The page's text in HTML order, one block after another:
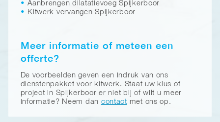
Aanbrengen dilatatievoeg Spijkerboor
Kitwerk vervangen Spijkerboor
Meer informatie of meteen een
offerte?
De voorbeelden geven een indruk van ons
dienstenpakket voor kitwerk. Staat uw klus of
project in Spijkerboor er niet bij of wilt u meer
informatie? Neem dan contact met ons op.